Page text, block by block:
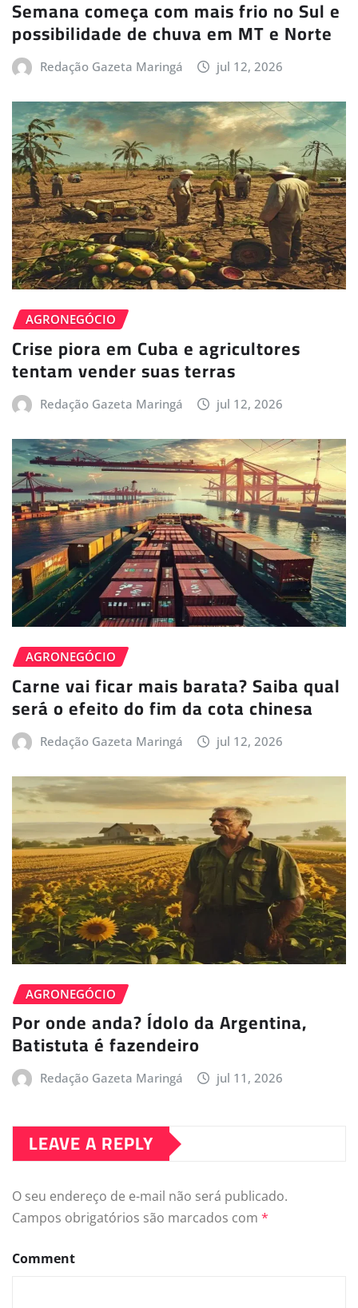
Semana começa com mais frio no Sul e
possibilidade de chuva em MT e Norte
Redação Gazeta Maringá jul 12, 2026
AGRONEGÓCIO
Crise piora em Cuba e agricultores
tentam vender suas terras
Redação Gazeta Maringá jul 12, 2026
AGRONEGÓCIO
Carne vai ficar mais barata? Saiba qual
será o efeito do fim da cota chinesa
Redação Gazeta Maringá jul 12, 2026
AGRONEGÓCIO
Por onde anda? Ídolo da Argentina,
Batistuta é fazendeiro
Redação Gazeta Maringá jul 11, 2026
LEAVE A REPLY
O seu endereço de e-mail não será publicado.
Campos obrigatórios são marcados com *
Comment